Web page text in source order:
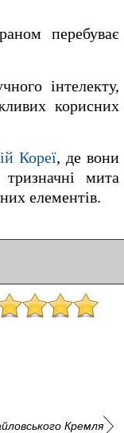
перебуває
інтелекту,
корисних
Кореї, де вони
мита
елементів.
Кремля